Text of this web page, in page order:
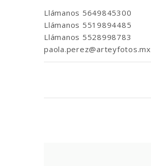
Llámanos 5649845300
Llámanos 5519894485
Llámanos 5528998783
paola.perez@arteyfotos.mx